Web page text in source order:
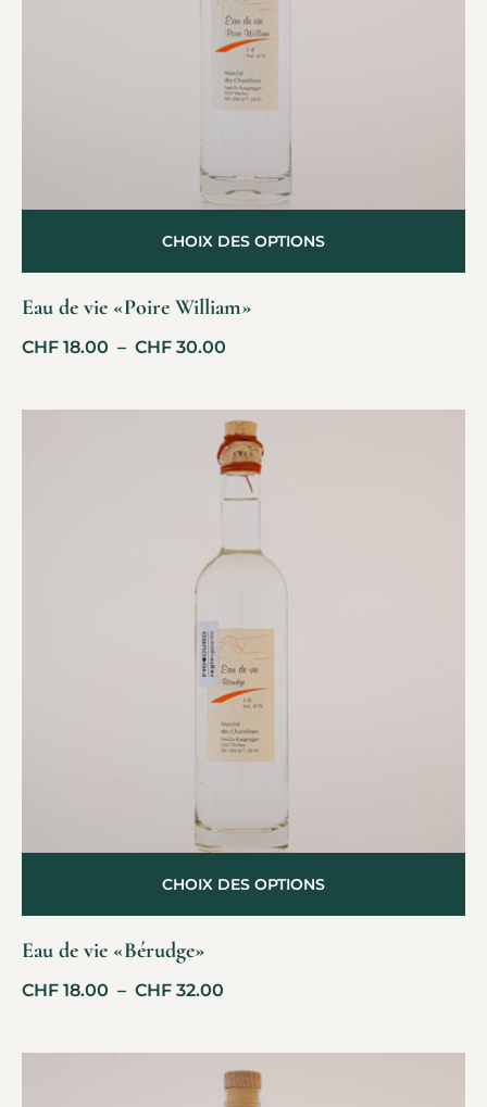
Eau de vie «Poire William»
CHF 18.00 – CHF 30.00
CHOIX DES OPTIONS
Eau de vie «Bérudge»
CHF 18.00 – CHF 32.00
CHOIX DES OPTIONS